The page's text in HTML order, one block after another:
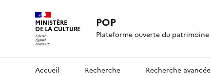
MINISTÈRE
DE LA CULTURE POP
Plateforme ouverte du patrimoine
Accueil Recherche Recherche avancée